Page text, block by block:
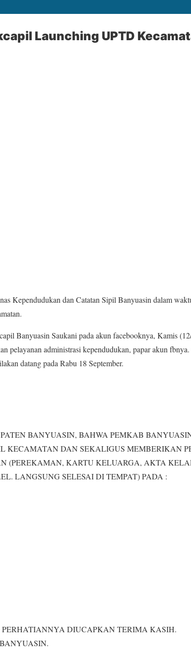
Launching UPTD
Kependudukan dan Catatan Sipil Banyuasin dalam
Banyuasin Saukani pada akun facebooknya, Kamis
pelayanan administrasi kependudukan, papar akun
datang pada Rabu 18 September.
BANYUASIN, BAHWA PEMKAB
KECAMATAN DAN SEKALIGUS MEMBERIKAN
(PEREKAMAN, KARTU KELUARGA, AKTA
LANGSUNG SELESAI DI TEMPAT) PADA :
DIUCAPKAN TERIMA KASIH.